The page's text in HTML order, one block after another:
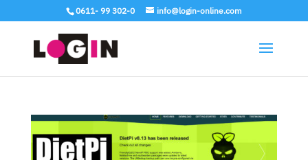
0611- 99 302-0 info@login-online.com